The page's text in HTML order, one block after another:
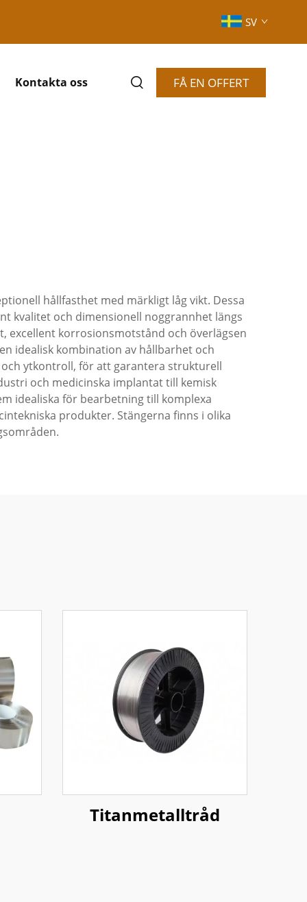
SV
Kontakta oss FÅ EN OFFERT
hållfasthet med märkligt låg vikt. Dessa
kvalitet och dimensionell noggrannhet längs
excellent korrosionsmotstånd och överlägsen
idealisk kombination av hållbarhet och
ytkontroll, för att garantera strukturell
och medicinska implantat till kemisk
idealiska för bearbetning till komplexa
produkter. Stängerna finns i olika
Titanmetalltråd